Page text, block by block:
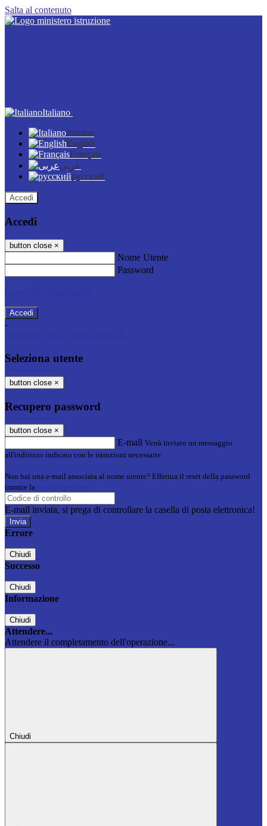
Salta al contenuto
Italiano
Italiano
English
Français
عربى
русский
Accedi
Accedi
button close ×
Nome Utente
Password
-
Seleziona utente
button close ×
Recupero password
button close ×
E-mail Verrà inviato un messaggio
all'indirizzo indicato con le istruzioni necessarie.
Non hai una e-mail associata al nome utente? Effettua il reset della password
tramite la
E-mail inviata, si prega di controllare la casella di posta elettronica!
Errore
Chiudi
Successo
Chiudi
Informazione
Chiudi
Attendere...
Attendere il completamento dell'operazione...
Chiudi